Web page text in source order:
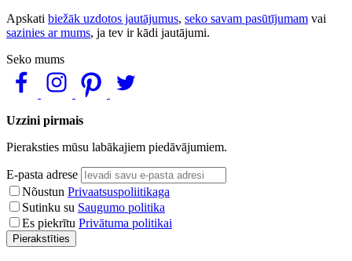
Apskati biežāk uzdotos jautājumus, seko savam pasūtījumam vai
sazinies ar mums, ja tev ir kādi jautājumi.
Seko mums
Uzzini pirmais
Pieraksties mūsu labākajiem piedāvājumiem.
E-pasta adrese
Nõustun Privaatsuspoliitikaga
Sutinku su Saugumo politika
Es piekrītu Privātuma politikai
Pierakstīties